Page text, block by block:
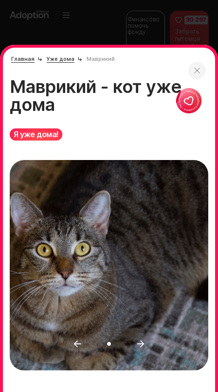
Финансово
помочь
фонду
30 297
Забрать
питомца
домой
Главная Уже дома Маврикий
Маврикий - кот уже
дома
Я уже дома!